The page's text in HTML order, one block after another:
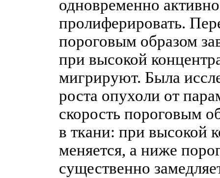
одновременно
пролиферировать.
пороговым образом
при высокой
мигрируют. Была
роста опухоли от
скорость пороговым
в ткани: при высокой
меняется, а ниже
существенно